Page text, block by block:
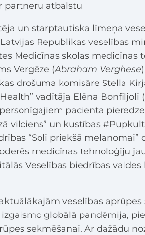
partneru atbalstu.
un starptautiska līmeņa
Republikas veselības
Medicīnas skolas medicīnas
Vergēze (Abraham Verghese
drošuma komisāre Stella
vadītāja Elēna Bonfiljoli (
pacienta
vilciens” un kustības
“Soli priekšā melanomai”
medicīnas tehnoloģiju
Veselības biedrības valdes
veselības aprūpes
globālā pandēmija,
sekmēšanai. Ar dažādu